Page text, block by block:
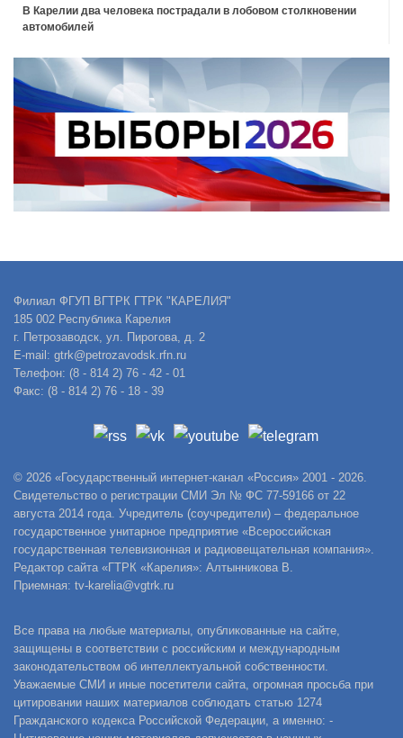
В Карелии два человека пострадали в лобовом столкновении
автомобилей
Филиал ФГУП ВГТРК ГТРК "КАРЕЛИЯ"
185 002 Республика Карелия
г. Петрозаводск, ул. Пирогова, д. 2
E-mail: gtrk@petrozavodsk.rfn.ru
Телефон: (8 - 814 2) 76 - 42 - 01
Факс: (8 - 814 2) 76 - 18 - 39
© 2026 «Государственный интернет-канал «Россия» 2001 - 2026.
Свидетельство о регистрации СМИ Эл № ФС 77-59166 от 22
августа 2014 года. Учредитель (соучредители) – федеральное
государственное унитарное предприятие «Всероссийская
государственная телевизионная и радиовещательная компания».
Редактор сайта «ГТРК «Карелия»: Алтынникова В.
Приемная: tv-karelia@vgtrk.ru
Все права на любые материалы, опубликованные на сайте,
защищены в соответствии с российским и международным
законодательством об интеллектуальной собственности.
Уважаемые СМИ и иные посетители сайта, огромная просьба при
цитировании наших материалов соблюдать статью 1274
Гражданского кодекса Российской Федерации, а именно: -